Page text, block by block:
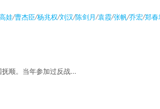
娃/曹杰臣/杨兆权/刘汉/陈剑月/袁霞/张帆/乔宏/郑
顺。当年参加过反战...